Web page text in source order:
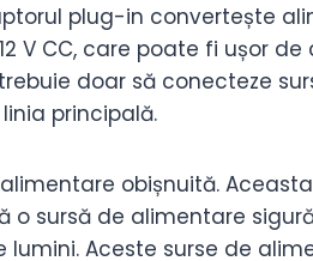
plug-in convertește
V CC, care poate fi ușor
doar să conecteze
principală.
obișnuită.
o sursă de alimentare
Aceste surse de